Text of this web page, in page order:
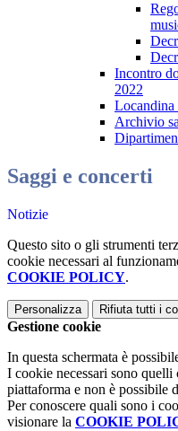
Incontro
2022
Archivio
Saggi e concerti
Notizie
Questo sito o gli strumenti
cookie necessari al
COOKIE POLICY.
Personalizza Rifiuta tutti i
Gestione cookie
In questa schermata è
I cookie necessari sono
piattaforma e non è possibile
Per conoscere quali sono i
visionare la COOKIE